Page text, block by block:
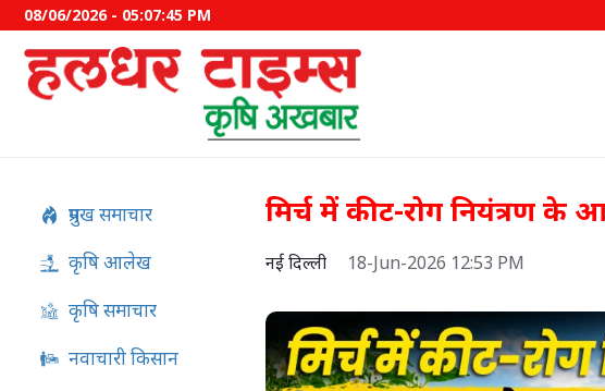
08/06/2026 - 05:07:46 PM
प्रमुख समाचार
कृषि आलेख
कृषि समाचार
नवाचारी किसान
मिर्च में कीट-रोग नियंत्रण के
नई दिल्ली 18-Jun-2026 12:53 PM